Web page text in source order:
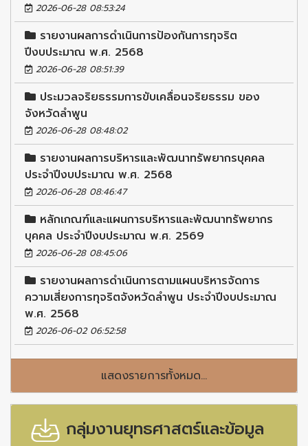
2026-06-28 08:53:24
รายงานผลการดำเนินการป้องกันการทุจริต
ปีงบประมาณ พ.ศ. 2568
2026-06-28 08:51:39
ประมวลจริยธรรมการขับเคลื่อนจริยธรรม ของ
จังหวัดลำพูน
2026-06-28 08:48:02
รายงานผลการบริหารและพัฒนาทรัพยากรบุคคล
ประจำปีงบประมาณ พ.ศ. 2568
2026-06-28 08:46:47
หลักเกณฑ์และแผนการบริหารและพัฒนาทรัพยากร
บุคคล ประจำปีงบประมาณ พ.ศ. 2569
2026-06-28 08:45:06
รายงานผลการดำเนินการตามแผนบริหารจัดการ
ความเสี่ยงการทุจริตจังหวัดลำพูน ประจำปีงบประมาณ
พ.ศ. 2568
2026-06-02 06:52:58
แสดงรายการทั้งหมด...
กลุ่มงานยุทธศาสตร์และข้อมูล